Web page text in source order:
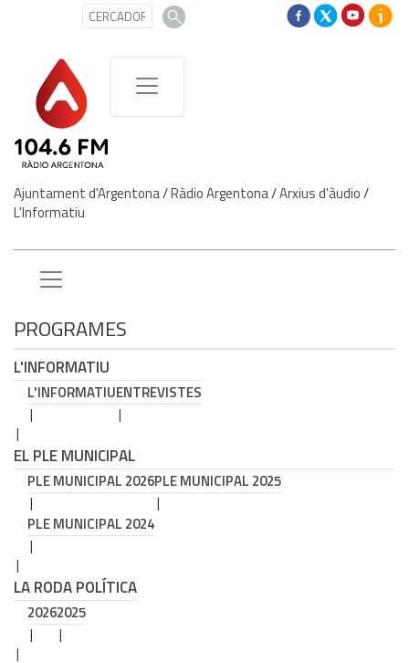
Ajuntament d'Argentona/Ràdio Argentona/Arxius d'àudio/
L'Informatiu
PROGRAMES
L'INFORMATIU
L'INFORMATIUENTREVISTES
EL PLE MUNICIPAL
PLE MUNICIPAL 2026PLE MUNICIPAL 2025
PLE MUNICIPAL 2024
LA RODA POLÍTICA
20262025